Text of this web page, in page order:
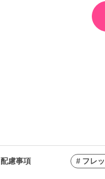
配慮事項 # フレ